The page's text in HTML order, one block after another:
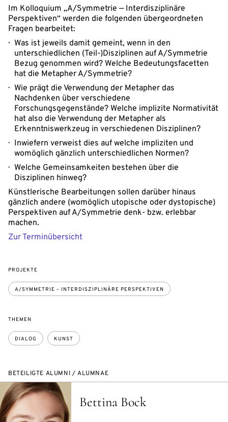
Im Kolloquium „A/Symmetrie — Interdisziplinäre
Perspektiven“ werden die folgenden übergeordneten
Fragen bearbeitet:
Was ist jeweils damit gemeint, wenn in den
unterschiedlichen (Teil-)Disziplinen auf A/Symmetrie
Bezug genommen wird? Welche Bedeutungsfacetten
hat die Metapher A/Symmetrie?
Wie prägt die Verwendung der Metapher das
Nachdenken über verschiedene
Forschungsgegenstände? Welche implizite Normativität
hat also die Verwendung der Metapher als
Erkenntniswerkzeug in verschiedenen Disziplinen?
Inwiefern verweist dies auf welche impliziten und
womöglich gänzlich unterschiedlichen Normen?
Welche Gemeinsamkeiten bestehen über die
Disziplinen hinweg?
Künstlerische Bearbeitungen sollen darüber hinaus
gänzlich andere (womöglich utopische oder dystopische)
Perspektiven auf A/Symmetrie denk- bzw. erlebbar
machen.
Zur Terminübersicht
PROJEKTE
A/SYMMETRIE – INTERDISZIPLINÄRE PERSPEKTIVEN
THEMEN
DIALOG KUNST
BETEILIGTE ALUMNI / ALUMNAE
Bettina Bock